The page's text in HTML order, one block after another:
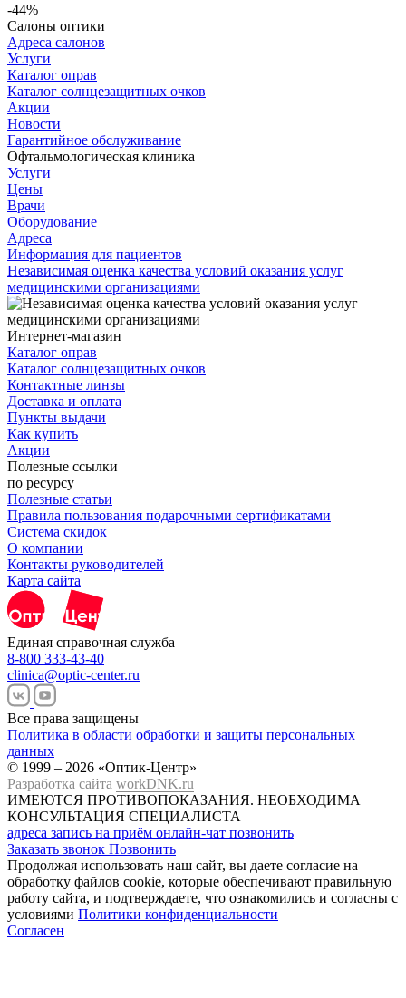
-44%
Салоны оптики
Адреса салонов
Услуги
Каталог оправ
Каталог солнцезащитных очков
Акции
Новости
Гарантийное обслуживание
Офтальмологическая клиника
Услуги
Цены
Врачи
Оборудование
Адреса
Информация для пациентов
Независимая оценка качества условий оказания услуг
медицинскими организациями
Интернет-магазин
Каталог оправ
Каталог солнцезащитных очков
Контактные линзы
Доставка и оплата
Пункты выдачи
Как купить
Акции
Полезные ссылки
по ресурсу
Полезные статьи
Правила пользования подарочными сертификатами
Система скидок
О компании
Контакты руководителей
Карта сайта
Единая справочная служба
8-800 333-43-40
clinica@optic-center.ru
Все права защищены
Политика в области обработки и защиты персональных
данных
© 1999 – 2026 «Оптик-Центр»
Разработка сайта workDNK.ru
ИМЕЮТСЯ ПРОТИВОПОКАЗАНИЯ. НЕОБХОДИМА
КОНСУЛЬТАЦИЯ СПЕЦИАЛИСТА
адреса запись на приём онлайн-чат позвонить
Заказать звонок Позвонить
Продолжая использовать наш сайт, вы даете согласие на
обработку файлов cookie, которые обеспечивают правильную
работу сайта, и подтверждаете, что ознакомились и согласны с
условиями Политики конфиденциальности
Согласен